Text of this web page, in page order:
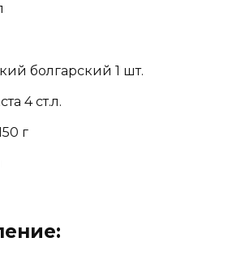
болгарский 1 шт.
4 ст.л.
г